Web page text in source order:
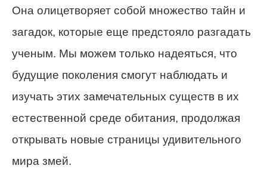
Она олицетворяет собой множество тайн и
загадок, которые еще предстояло разгадать
ученым. Мы можем только надеяться, что
будущие поколения смогут наблюдать и
изучать этих замечательных существ в их
естественной среде обитания, продолжая
открывать новые страницы удивительного
мира змей.